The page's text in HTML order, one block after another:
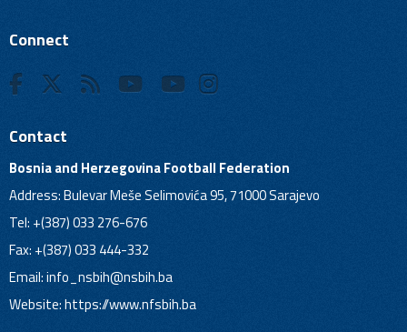
Connect
Contact
Bosnia and Herzegovina Football Federation
Address: Bulevar Meše Selimovića 95, 71000 Sarajevo
Tel: +(387) 033 276-676
Fax: +(387) 033 444-332
Email:info_nsbih@nsbih.ba
Website: https://www.nfsbih.ba